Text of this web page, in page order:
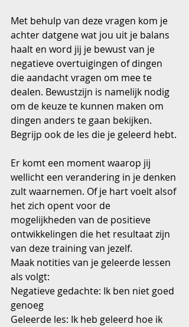
Met behulp van deze vragen kom je
achter datgene wat jou uit je balans
haalt en word jij je bewust van je
negatieve overtuigingen of dingen
die aandacht vragen om mee te
dealen. Bewustzijn is namelijk nodig
om de keuze te kunnen maken om
dingen anders te gaan bekijken.
Begrijp ook de les die je geleerd hebt.
Er komt een moment waarop jij
wellicht een verandering in je denken
zult waarnemen. Of je hart voelt alsof
het zich opent voor de
mogelijkheden van de positieve
ontwikkelingen die het resultaat zijn
van deze training van jezelf.
Maak notities van je geleerde lessen
als volgt:
Negatieve gedachte: Ik ben niet goed
genoeg
Geleerde les: Ik heb geleerd hoe ik